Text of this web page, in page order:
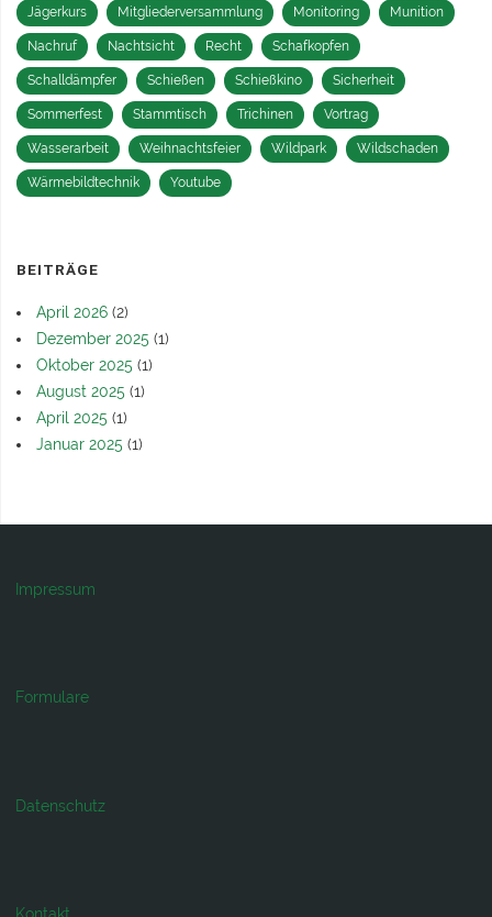
Jägerkurs Mitgliederversammlung Monitoring Munition
Nachruf Nachtsicht Recht Schafkopfen
Schalldämpfer Schießen Schießkino Sicherheit
Sommerfest Stammtisch Trichinen Vortrag
Wasserarbeit Weihnachtsfeier Wildpark Wildschaden
Wärmebildtechnik Youtube
BEITRÄGE
April 2026 (2)
Dezember 2025 (1)
Oktober 2025 (1)
August 2025 (1)
April 2025 (1)
Januar 2025 (1)
Impressum
Formulare
Datenschutz